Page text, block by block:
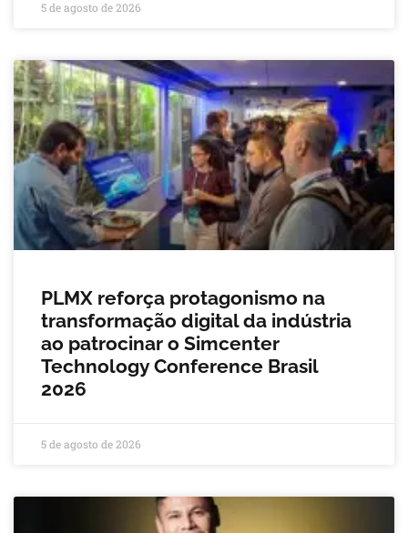
5 de agosto de 2026
PLMX reforça protagonismo na
transformação digital da indústria
ao patrocinar o Simcenter
Technology Conference Brasil
2026
5 de agosto de 2026